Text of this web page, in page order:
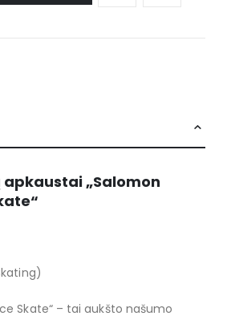
apkaustai „Salomon
Skate“ – tai aukšto našumo